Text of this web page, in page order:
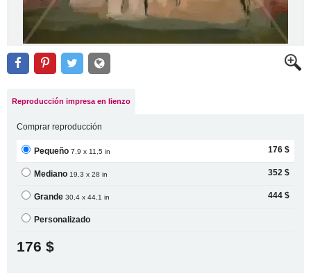
Reproducción impresa en lienzo
Comprar reproducción
Pequeño7,9 x 11,5 in 176 $
Mediano19,3 x 28 in 352 $
Grande30,4 x 44,1 in 444 $
Personalizado
176 $